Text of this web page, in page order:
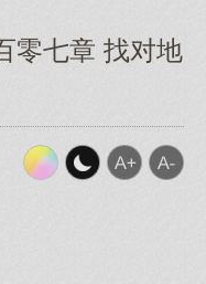
零七章 找对地